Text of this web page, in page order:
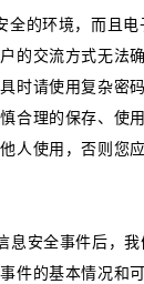
全的环境，而且电
的交流方式无法
时请使用复杂密
合理的保存、使
人使用，否则您
息安全事件后，
件的基本情况和